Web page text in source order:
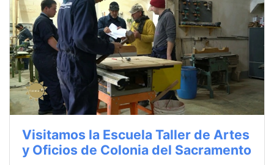
Visitamos la Escuela Taller de Artes
y Oficios de Colonia del Sacramento